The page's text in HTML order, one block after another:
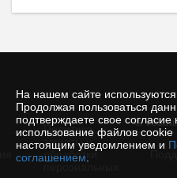
На нашем сайте
Продолжая пользоваться
подтверждаете свое согласие
использование файлов cookie
настоящим уведомлением и
соглашением
©
Политика
защиты и
обработки